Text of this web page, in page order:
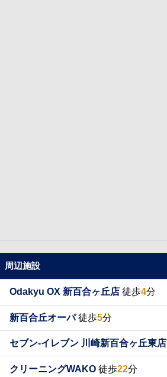
周辺施設
Odakyu OX 新百合ヶ丘店 徒歩4分
新百合丘オーパ徒歩5分
セブン-イレブン 川崎新百合ヶ丘東店
クリーニングWAKO 徒歩22分